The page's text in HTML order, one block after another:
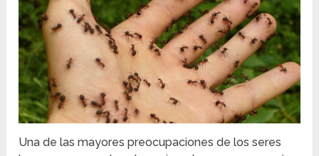
Una de las mayores preocupaciones de los seres